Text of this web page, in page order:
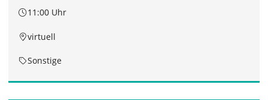
11:00 Uhr
virtuell
Sonstige